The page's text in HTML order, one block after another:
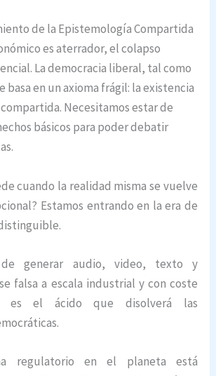
de la Epistemología Compartida
es aterrador, el colapso
La democracia liberal, tal como
basa en un axioma frágil: la existencia
Necesitamos estar de
básicos para poder debatir
cuando la realidad misma se vuelve
Estamos entrando en la era de
de generar audio, video, texto y
falsa a escala industrial y con coste
es el ácido que disolverá las
regulatorio en el planeta está